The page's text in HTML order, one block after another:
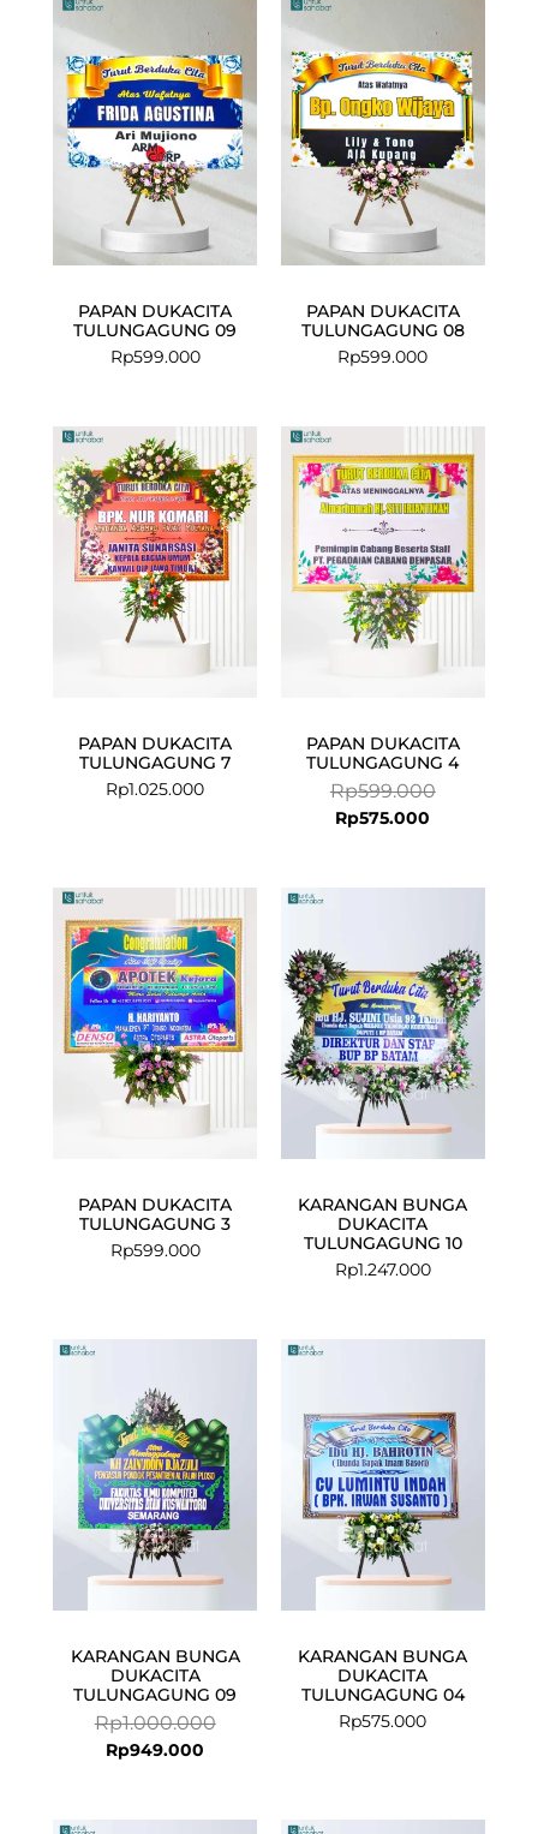
PAPAN DUKACITA
TULUNGAGUNG 09
Rp599.000
PAPAN DUKACITA
TULUNGAGUNG 08
Rp599.000
PAPAN DUKACITA
TULUNGAGUNG 7
Rp1.025.000
PAPAN DUKACITA
TULUNGAGUNG 4
Rp599.000
price
was:
Rp599.000.
Rp575.000
price
is:
Rp575.000.
PAPAN DUKACITA
TULUNGAGUNG 3
Rp599.000
KARANGAN BUNGA
DUKACITA
TULUNGAGUNG 10
Rp1.247.000
KARANGAN BUNGA
DUKACITA
TULUNGAGUNG 09
Rp1.000.000
Rp1.000.000.
Rp949.000
Rp949.000.
KARANGAN BUNGA
DUKACITA
TULUNGAGUNG 04
Rp575.000